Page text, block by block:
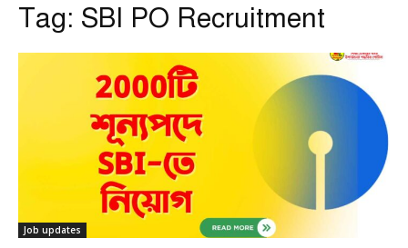
Tag: SBI PO Recruitment
Job updates